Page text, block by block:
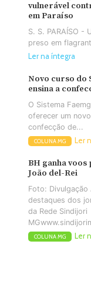
vulnerável
em Paraíso
S. S. PARAÍSO -
preso em
Ler na íntegra
Novo curso do
ensina a
O Sistema
oferecer um
confecção de...
COLUNA MG Ler
BH ganha voos
João del-Rei
Foto: Divulgação
destaques dos
da Rede Sindijori
COLUNA MG Ler